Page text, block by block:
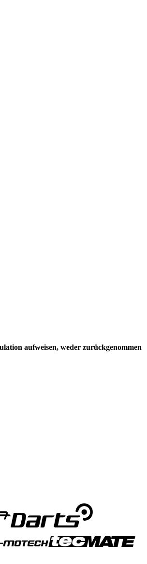
aufweisen, weder zurückgenommen